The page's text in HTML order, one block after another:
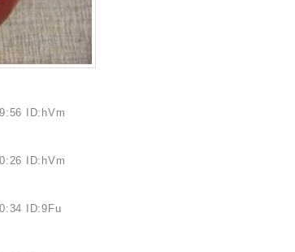
ID:hVm
ID:hVm
ID:9Fu